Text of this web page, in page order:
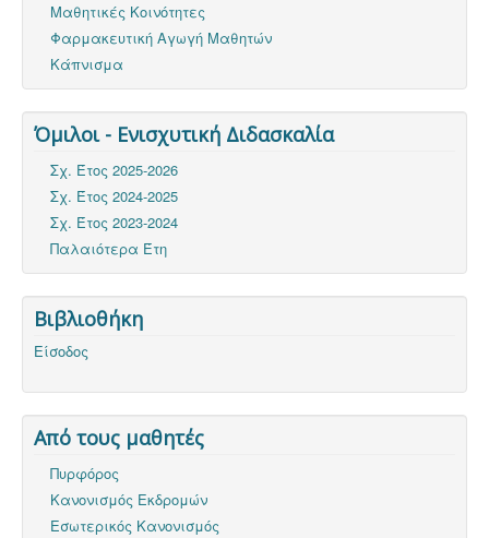
Μαθητικές Κοινότητες
Φαρμακευτική Αγωγή Μαθητών
Κάπνισμα
Όμιλοι - Ενισχυτική Διδασκαλία
Σχ. Έτος 2025-2026
Σχ. Έτος 2024-2025
Σχ. Έτος 2023-2024
Παλαιότερα Έτη
Βιβλιοθήκη
Είσοδος
Από τους μαθητές
Πυρφόρος
Κανονισμός Εκδρομών
Εσωτερικός Κανονισμός